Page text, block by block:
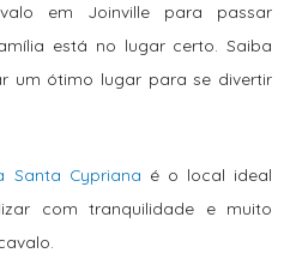
em Joinville para passar
está no lugar certo. Saiba
um ótimo lugar para se divertir
Santa Cypriana é o local ideal
com tranquilidade e muito